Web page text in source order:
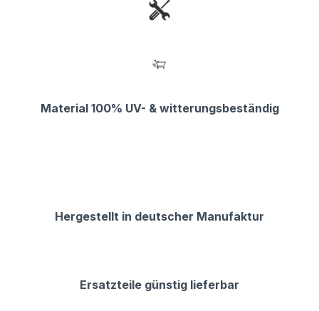
Material 100% UV- & witterungsbeständig
Hergestellt in deutscher Manufaktur
Ersatzteile günstig lieferbar